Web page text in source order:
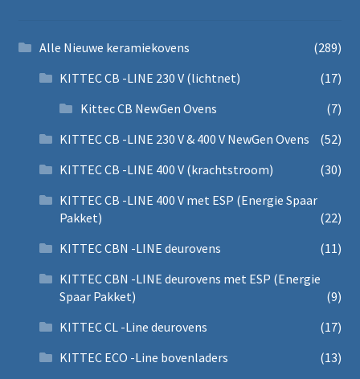
Alle Nieuwe keramiekovens
(289)
KITTEC CB -LINE 230 V (lichtnet)
(17)
Kittec CB NewGen Ovens
(7)
KITTEC CB -LINE 230 V & 400 V NewGen Ovens
(52)
KITTEC CB -LINE 400 V (krachtstroom)
(30)
KITTEC CB -LINE 400 V met ESP (Energie Spaar
Pakket)
(22)
KITTEC CBN -LINE deurovens
(11)
KITTEC CBN -LINE deurovens met ESP (Energie
Spaar Pakket)
(9)
KITTEC CL -Line deurovens
(17)
KITTEC ECO -Line bovenladers
(13)